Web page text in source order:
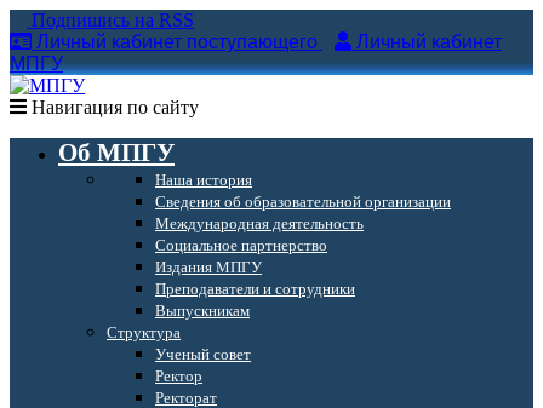
Подпишись на RSS
Личный кабинет поступающего
Личный кабинет
МПГУ
Навигация по сайту
Об МПГУ
Наша история
Сведения об образовательной организации
Международная деятельность
Социальное партнерство
Издания МПГУ
Преподаватели и сотрудники
Выпускникам
Структура
Ученый совет
Ректор
Ректорат